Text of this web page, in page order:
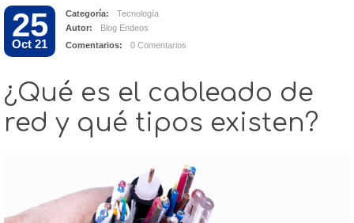
TUTORIALES
TECNOLOGÍA
25
Oct 21
Categoría:
Tecnología
Autor:
Blog Endeos
Comentarios:
0 Comentarios
¿Qué es el cableado de
red y qué tipos existen?